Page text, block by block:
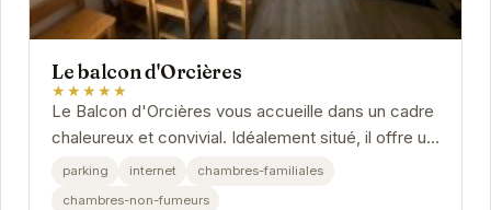
Le balcon d'Orcières
★★★★★
Le Balcon d'Orcières vous accueille dans un cadre
chaleureux et convivial. Idéalement situé, il offre un
accès facile aux pistes de ski et aux...
parking internet
chambres-familiales
chambres-non-fumeurs